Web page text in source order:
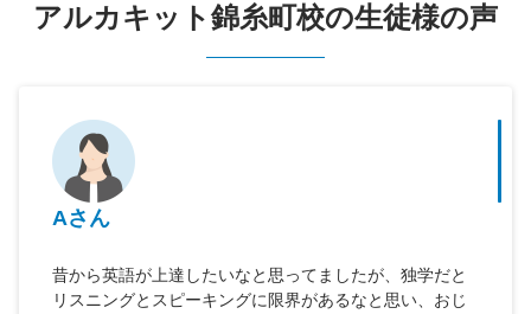
アルカキット錦糸町校の生徒様の声
Aさん
昔から英語が上達したいなと思ってましたが、独学だと
リスニングとスピーキングに限界があるなと思い、おじ